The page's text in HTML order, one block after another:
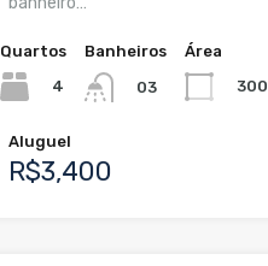
Quartos
4
Banheiros
03
Área
300
Aluguel
R$3,400